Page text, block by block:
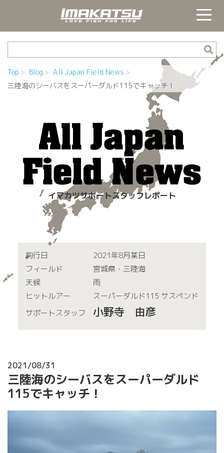
Top Blog
All Japan Field News
三陸海のシーバスをスーパーダルド115でキャッチ！
イマカツサポートスタッフレポート
釣行日
2021年8月某日
フィールド
宮城県・三陸海
天候
雨
ヒットルアー
スーパーダルド115 サスペンド
サポートスタッフ
小野寺 由彦
2021/08/31
三陸海のシーバスをスーパーダルド
115でキャッチ！